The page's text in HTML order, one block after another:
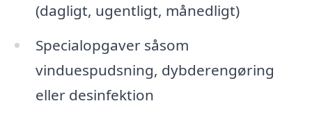
(dagligt, ugentligt, månedligt)
Specialopgaver såsom
vinduespudsning, dybderengøring
eller desinfektion